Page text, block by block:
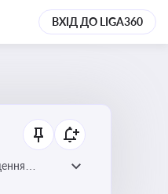
ВХІД ДО LIGA360